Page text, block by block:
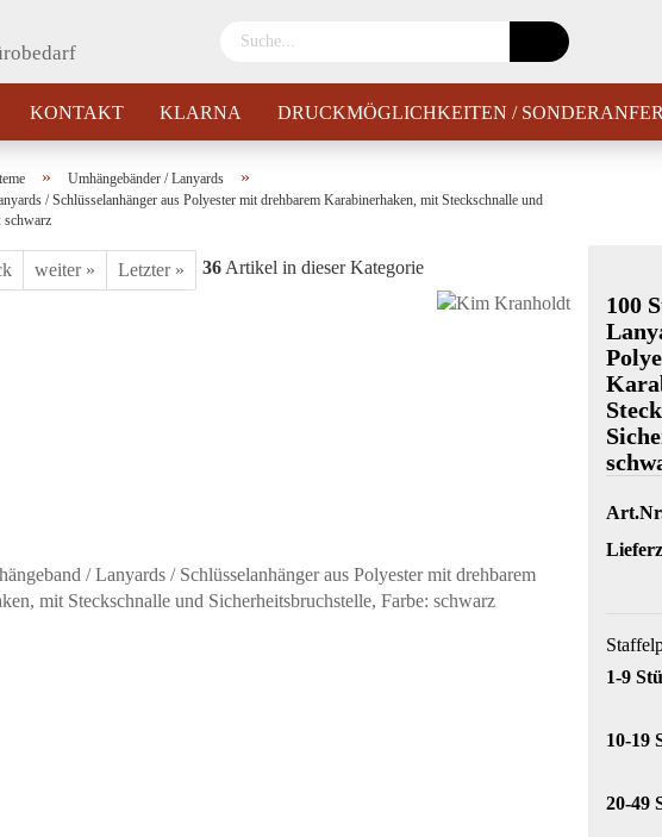
KONTAKT KLARNA DRUCKMÖGLICHKEITEN /
» Umhängebänder / Lanyards »
/ Schlüsselanhänger aus Polyester mit drehbarem Karabinerhaken, mit Steckschnalle und
schwarz
weiter » Letzter » 36 Artikel in dieser Kategorie
100
1-9
10-19
20-49